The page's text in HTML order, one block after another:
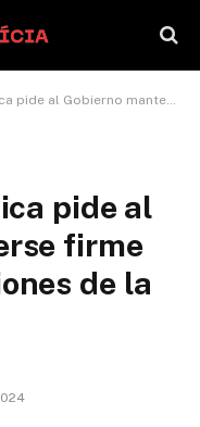
firme ante recomendaciones de la ONU
pide al
firme
de la